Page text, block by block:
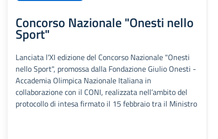
Concorso Nazionale "Onesti nello
Sport"
Lanciata l'XI edizione del Concorso Nazionale "Onesti
nello Sport", promossa dalla Fondazione Giulio Onesti -
Accademia Olimpica Nazionale Italiana in
collaborazione con il CONI, realizzata nell’ambito del
protocollo di intesa firmato il 15 febbraio tra il Ministro